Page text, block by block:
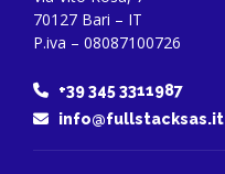
70127 Bari – IT
P.iva – 08087100726
+39 345 3311987
info@fullstacksas.it